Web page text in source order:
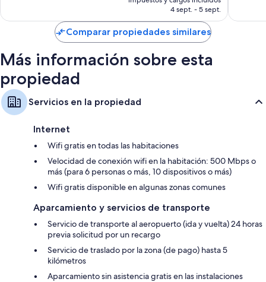
es
de
US$ 44
4 sept. - 5 sept.
Comparar propiedades similares
Más información sobre esta
propiedad
Servicios en la propiedad
Internet
Wifi gratis en todas las habitaciones
Velocidad de conexión wifi en la habitación: 500 Mbps o
más (para 6 personas o más, 10 dispositivos o más)
Wifi gratis disponible en algunas zonas comunes
Aparcamiento y servicios de transporte
Servicio de transporte al aeropuerto (ida y vuelta) 24 horas
previa solicitud por un recargo
Servicio de traslado por la zona (de pago) hasta 5
kilómetros
Aparcamiento sin asistencia gratis en las instalaciones